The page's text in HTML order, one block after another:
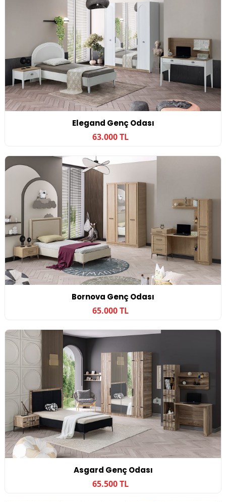
Elegand Genç Odası
63.000 TL
Bornova Genç Odası
65.000 TL
Asgard Genç Odası
65.500 TL